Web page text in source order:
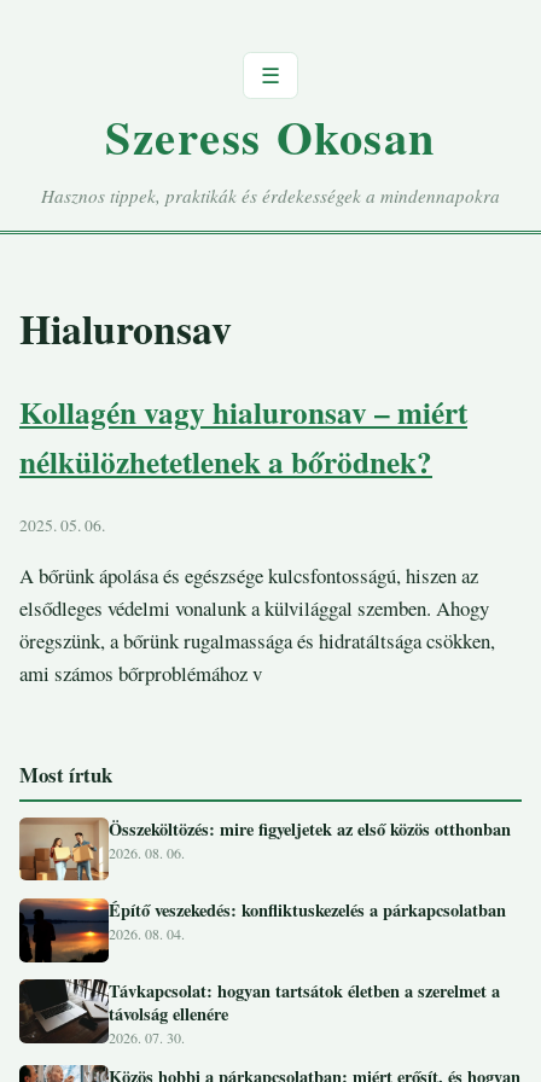
☰
Szeress Okosan
Hasznos tippek, praktikák és érdekességek a mindennapokra
Hialuronsav
Kollagén vagy hialuronsav – miért
nélkülözhetetlenek a bőrödnek?
2025. 05. 06.
A bőrünk ápolása és egészsége kulcsfontosságú, hiszen az
elsődleges védelmi vonalunk a külvilággal szemben. Ahogy
öregszünk, a bőrünk rugalmassága és hidratáltsága csökken,
ami számos bőrproblémához v
Most írtuk
Összeköltözés: mire figyeljetek az első közös otthonban
2026. 08. 06.
Építő veszekedés: konfliktuskezelés a párkapcsolatban
2026. 08. 04.
Távkapcsolat: hogyan tartsátok életben a szerelmet a
távolság ellenére
2026. 07. 30.